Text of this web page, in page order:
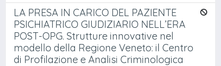
LA PRESA IN CARICO DEL PAZIENTE
PSICHIATRICO GIUDIZIARIO NELL’ERA
POST-OPG. Strutture innovative nel
modello della Regione Veneto: il Centro
di Profilazione e Analisi Criminologica